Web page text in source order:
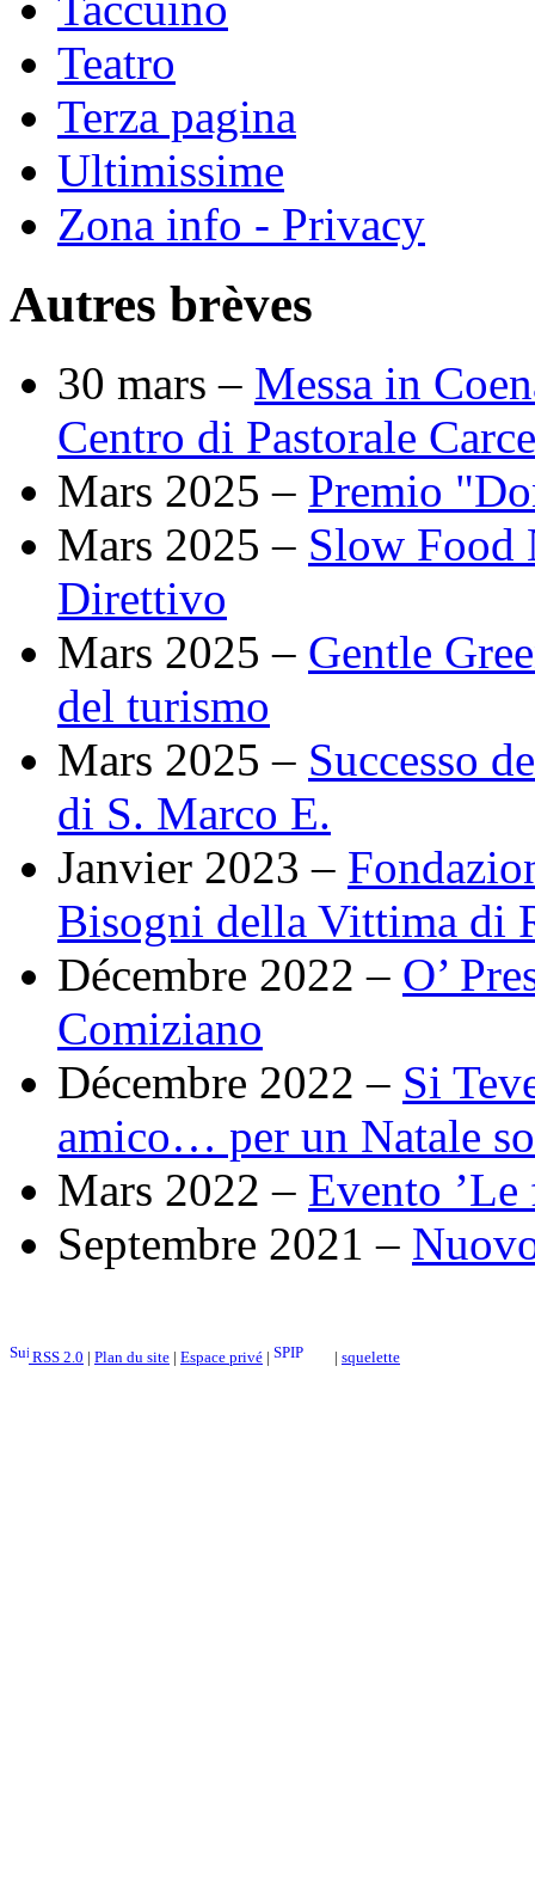
Teatro
Terza pagina
Ultimissime
Zona info - Privacy
Autres brèves
30 mars – Messa in
Centro di Pastorale
Mars 2025 – Premio
Mars 2025 – Slow Food
Direttivo
Mars 2025 – Gentle
del turismo
Mars 2025 – Successo
di S. Marco E.
Janvier 2023 –
Bisogni della Vittima di
Décembre 2022 – O’
Comiziano
Décembre 2022 – Si
amico… per un Natale
Mars 2022 – Evento ’Le
Septembre 2021 –
RSS 2.0 | Plan du site | Espace privé | | squelette